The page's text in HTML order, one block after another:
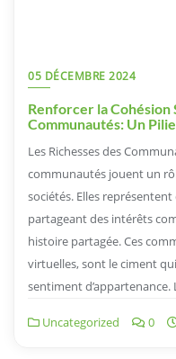
05 DÉCEMBRE 2024
Renforcer la Cohésion
Communautés: Un
Les Richesses des
communautés jouent un
sociétés. Elles
partageant des intérêts
histoire partagée. Ces
virtuelles, sont le ciment
sentiment
Uncategorized 0